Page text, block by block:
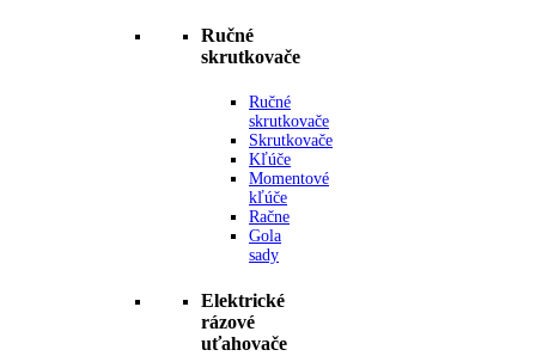
Ručné
skrutkovače
Ručné
skrutkovače
Skrutkovače
Kľúče
Momentové
kľúče
Račne
Gola
sady
Elektrické
rázové
uťahovače